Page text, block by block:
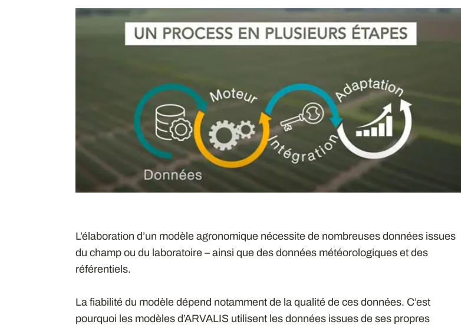
L’élaboration d’un modèle agronomique nécessite de nombreuses données issues
du champ ou du laboratoire – ainsi que des données météorologiques et des
référentiels.
La fiabilité du modèle dépend notamment de la qualité de ces données. C’est
pourquoi les modèles d’ARVALIS utilisent les données issues de ses propres